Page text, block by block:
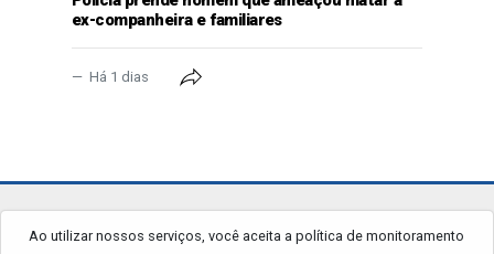
ex-companheira e familiares
Há 1 dias
Ao utilizar nossos serviços, você aceita a política de monitoramento
jornalgrandourados.com.br